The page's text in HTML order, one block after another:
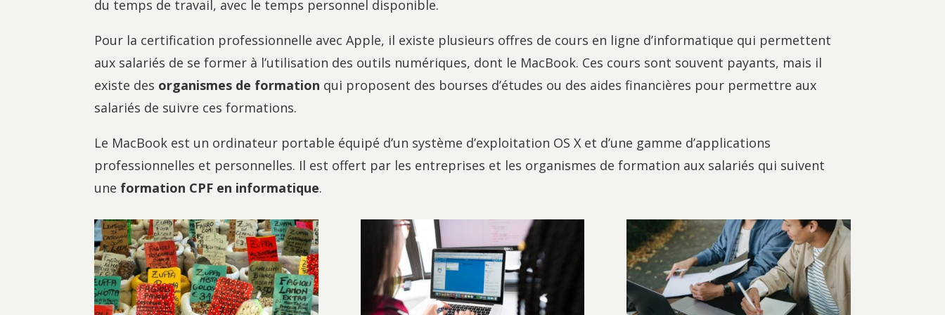
du temps de travail, avec le temps personnel disponible.
Pour la certification professionnelle avec Apple, il existe plusieurs offres de cours en ligne d’informatique qui permettent
aux salariés de se former à l’utilisation des outils numériques, dont le MacBook. Ces cours sont souvent payants, mais il
existe des organismes de formation qui proposent des bourses d’études ou des aides financières pour permettre aux
salariés de suivre ces formations.
Le MacBook est un ordinateur portable équipé d’un système d’exploitation OS X et d’une gamme d’applications
professionnelles et personnelles. Il est offert par les entreprises et les organismes de formation aux salariés qui suivent
une formation CPF en informatique.